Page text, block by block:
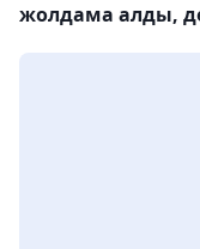
жолдама алды,